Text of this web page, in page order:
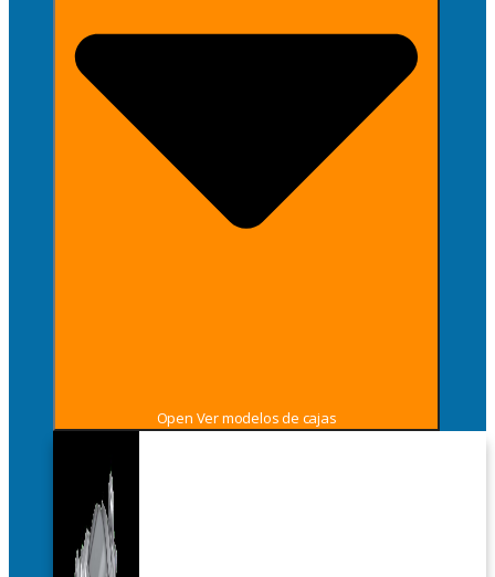
Open Ver modelos de cajas